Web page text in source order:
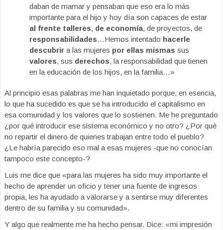
daban de mamar y pensaban que eso era lo más
importante para el hijo y hoy día son capaces de estar
al frente talleres, de economía, de proyectos, de
responsabilidades…Hemos intentado hacerle
descubrir a las mujeres por ellas mismas sus
valores, sus derechos, la responsabilidad que tienen
en la educación de los hijos, en la familia…»
Al principio esas palabras me han inquietado porque, en esencia,
lo que ha sucedido es que se ha introducido el capitalismo en
esa comunidad y los valores que lo sostienen. Me he preguntado
¿por qué introducir ese sistema económico y no otro? ¿Por qué
no repartir el dinero de quienes trabajan entre todo el pueblo?
¿Le habría parecido eso mal a esas mujeres -que no conocían
tampoco este concepto-?
Luis me dice que «para las mujeres ha sido muy importante el
hecho de aprender un oficio y tener una fuente de ingresos
propia, les ha ayudado a valorarse y a sentirse muy diferentes
dentro de su familia y su comunidad».
Y algo que realmente me ha hecho pensar. Dice: «mi impresión